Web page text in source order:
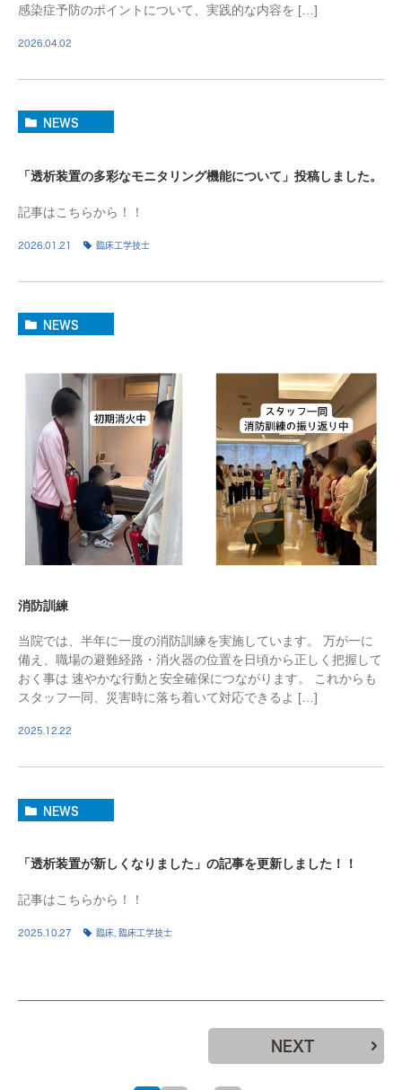
感染症予防のポイントについて、実践的な内容を […]
2026.04.02
NEWS
「透析装置の多彩なモニタリング機能について」投稿しました。
記事はこちらから！！
2026.01.21 臨床工学技士
NEWS
消防訓練
当院では、半年に一度の消防訓練を実施しています。 万が一に
備え、職場の避難経路・消火器の位置を日頃から正しく把握して
おく事は 速やかな行動と安全確保につながります。 これからも
スタッフ一同、災害時に落ち着いて対応できるよ […]
2025.12.22
NEWS
「透析装置が新しくなりました」の記事を更新しました！！
記事はこちらから！！
2025.10.27 臨床 臨床工学技士
NEXT